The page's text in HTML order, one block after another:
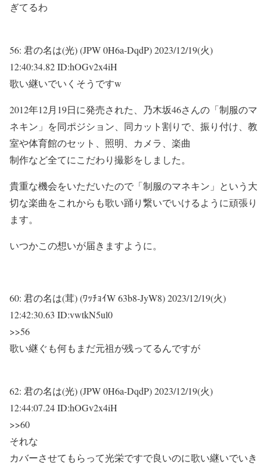
ぎてるわ
56: 君の名は(光) (JPW 0H6a-DqdP)2023/12/19(火)
12:40:34.82 ID:hOGv2x4iH
歌い継いでいくそうですw
2012年12月19日に発売された、乃木坂46さんの「制服のマ
ネキン」を同ポジション、同カット割りで、振り付け、教
室や体育館のセット、照明、カメラ、楽曲
制作など全てにこだわり撮影をしました。
貴重な機会をいただいたので「制服のマネキン」という大
切な楽曲をこれからも歌い踊り繋いでいけるように頑張り
ます。
いつかこの想いが届きますように。
60: 君の名は(茸) (ﾜｯﾁｮｲW 63b8-JyW8)2023/12/19(火)
12:42:30.63 ID:vwtkN5ul0
>>56
歌い継ぐも何もまだ元祖が残ってるんですが
62: 君の名は(光) (JPW 0H6a-DqdP)2023/12/19(火)
12:44:07.24 ID:hOGv2x4iH
>>60
それな
カバーさせてもらって光栄ですで良いのに歌い継いでいき